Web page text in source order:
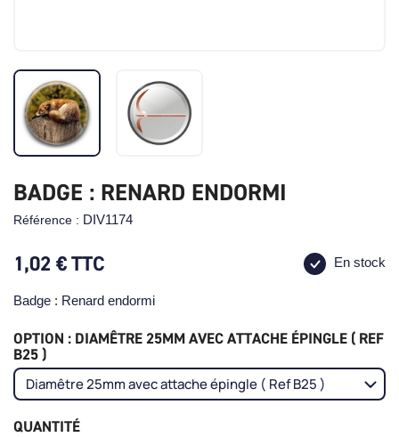
BADGE : RENARD ENDORMI
Référence : DIV1174
1,02 €TTC En stock
Badge : Renard endormi
OPTION : DIAMÊTRE 25MM AVEC ATTACHE ÉPINGLE ( REF
B25 )
QUANTITÉ